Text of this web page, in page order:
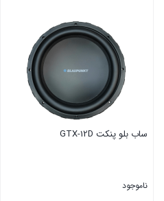
ساب بلو پنکت GTX-12D
ناموجود